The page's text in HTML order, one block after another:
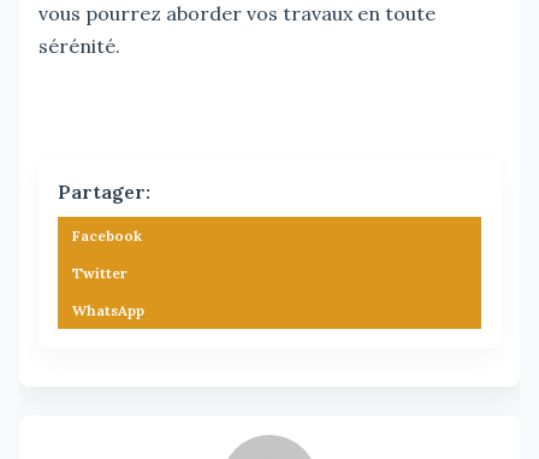
vous pourrez aborder vos travaux en toute
sérénité.
Partager:
Facebook
Twitter
WhatsApp